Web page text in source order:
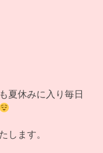
る
夏休みに入り毎日
します。